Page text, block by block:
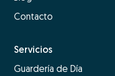
Contacto
Servicios
Guardería de Día